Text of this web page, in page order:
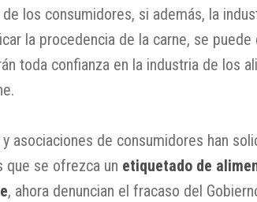
los consumidores, si además, la
la procedencia de la carne, se puede
toda confianza en la industria de los
asociaciones de consumidores han
que se ofrezca un etiquetado de
, ahora denuncian el fracaso del